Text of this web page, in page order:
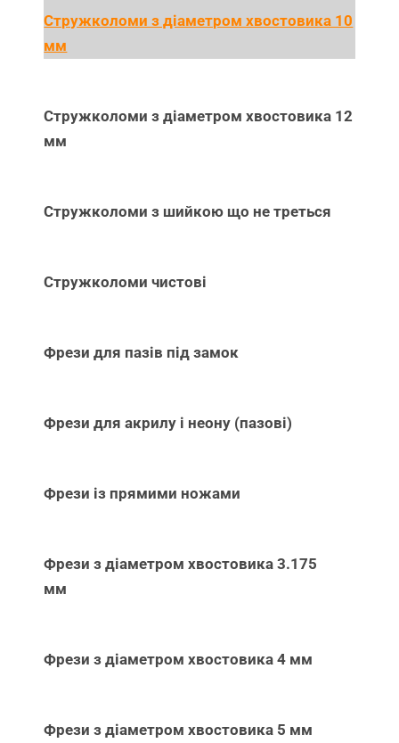
Стружколоми з діаметром хвостовика 10
мм
Стружколоми з діаметром хвостовика 12
мм
Стружколоми з шийкою що не треться
Стружколоми чистові
Фрези для пазів під замок
Фрези для акрилу і неону (пазові)
Фрези із прямими ножами
Фрези з діаметром хвостовика 3.175
мм
Фрези з діаметром хвостовика 4 мм
Фрези з діаметром хвостовика 5 мм